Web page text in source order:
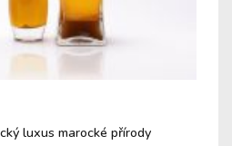
luxus marocké přírody